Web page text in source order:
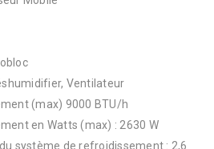
Ventilateur
(max) 9000 BTU/h
en Watts (max) : 2630 W
système de refroidissement : 2,6